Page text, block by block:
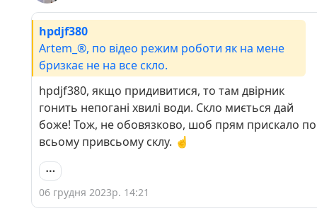
hpdjf380
Artem_®, по відео режим роботи як на мене
бризкає не на все скло.
hpdjf380, якщо придивитися, то там двірник
гонить непогані хвилі води. Скло миється дай
боже! Тож, не обовязково, шоб прям прискало по
всьому привсьому склу. ☝️
06 грудня 2023р. 14:21